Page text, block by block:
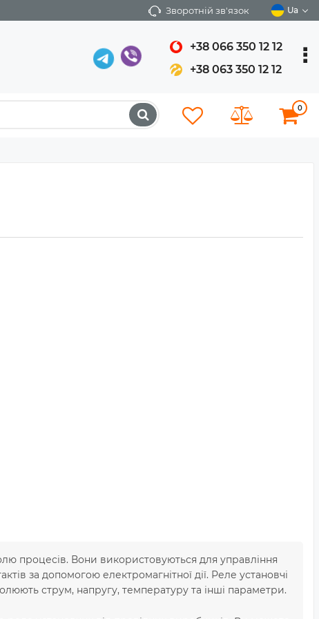
Зворотній зв'язок Ua
+38 066 350 12 12
+38 063 350 12 12
0
процесів. Вони використовуються для управління
за допомогою електромагнітної дії. Реле установчі
струм, напругу, температуру та інші параметри.